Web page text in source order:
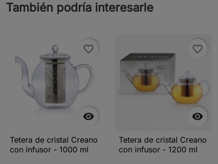
También podría interesarle

favorite_border
Tetera de cristal Creano
con infusor - 1000 ml

favorite_border
Tetera de cristal Creano
con infusor - 1200 ml